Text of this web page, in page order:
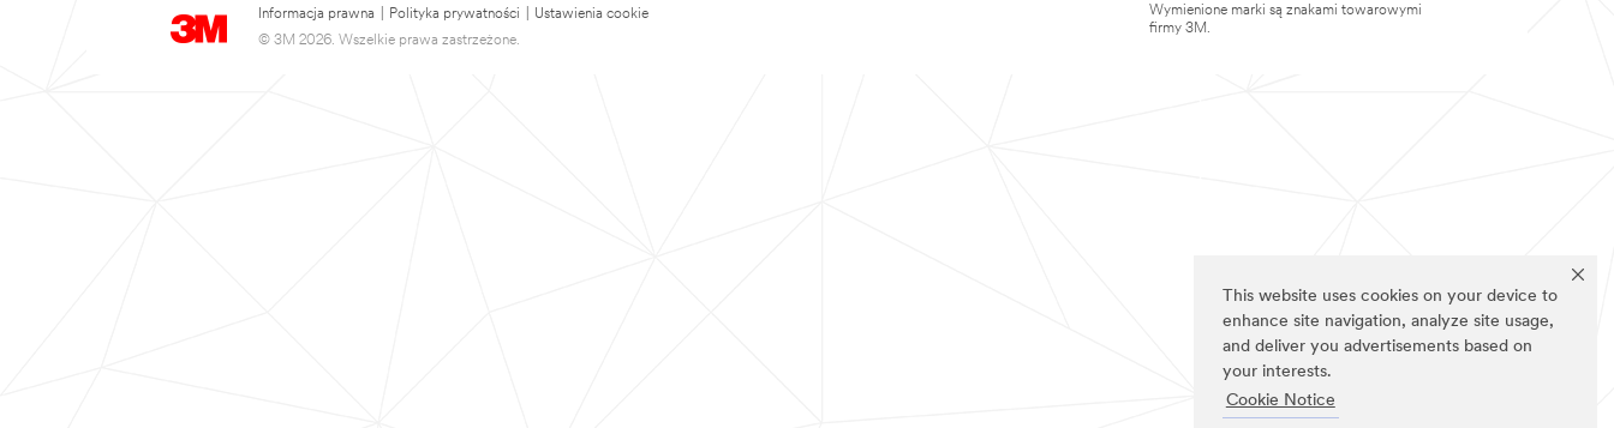
This website uses cookies on your device to
enhance site navigation, analyze site usage,
and deliver you advertisements based on
your interests.
Cookie Notice
Informacja prawna Polityka prywatności
Ustawienia cookie
© 3M 2026. Wszelkie prawa zastrzeżone.
Wymienione marki są znakami towarowymi
firmy 3M.